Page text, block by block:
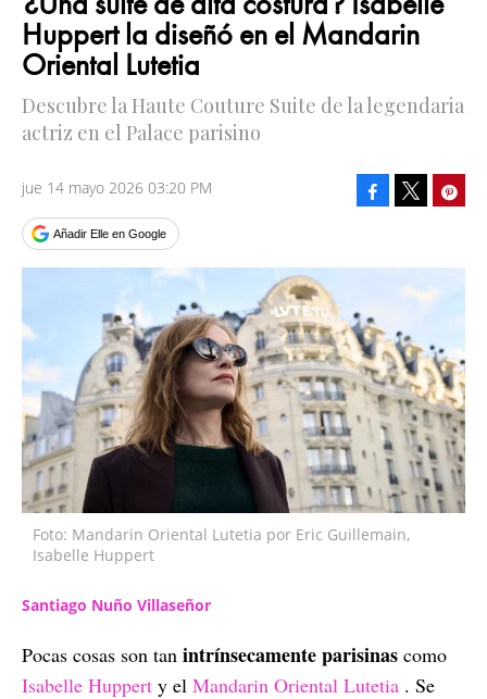
Huppert la diseñó en el Mandarin
Oriental Lutetia
Descubre la Haute Couture Suite de la legendaria
actriz en el Palace parisino
jue 14 mayo 2026 03:20 PM
Añadir Elle en Google
Facebook
Foto: Mandarin Oriental Lutetia por Eric Guillemain,
Isabelle Huppert
Santiago Nuño Villaseñor
Pocas cosas son tan intrínsecamente parisinas como
Isabelle Huppert y el Mandarin Oriental Lutetia . Se